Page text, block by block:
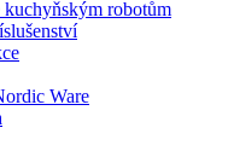
robotům
Ware